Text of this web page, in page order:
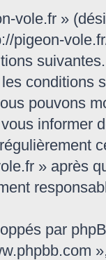
vole.fr »
pigeon-
conditions
pouvons
informer
» après
par